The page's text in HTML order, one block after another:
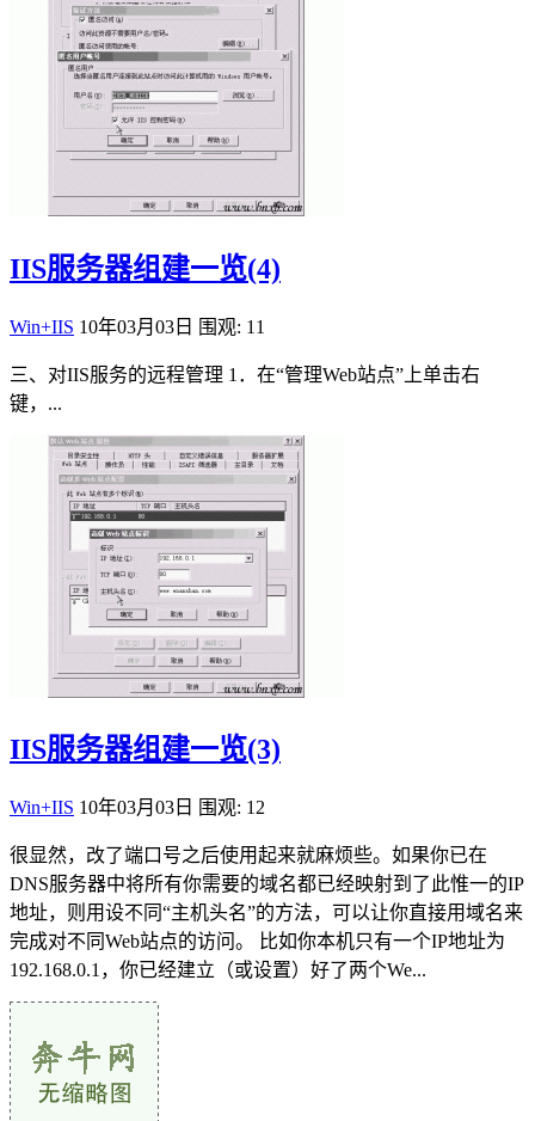
IIS服务器组建一览(4)
Win+IIS 10年03月03日 围观: 11
三、对IIS服务的远程管理 1．在“管理Web站点”上单击右
键，...
IIS服务器组建一览(3)
Win+IIS 10年03月03日 围观: 12
很显然，改了端口号之后使用起来就麻烦些。如果你已在
DNS服务器中将所有你需要的域名都已经映射到了此惟一的IP
地址，则用设不同“主机头名”的方法，可以让你直接用域名来
完成对不同Web站点的访问。 比如你本机只有一个IP地址为
192.168.0.1，你已经建立（或设置）好了两个We...